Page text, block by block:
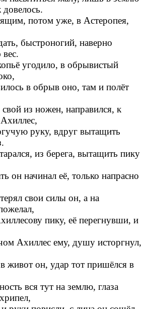
довелось.
потом уже, в Астеропея,
быстроногий, наверно
вес.
угодило, в обрывистый
в обрыв оно, там и полёт
из ножен, направился, к
руку, вдруг вытащить
из берега, вытащить пику
он начинал её, только напрасно
свои силы он, а на
пику, её перегнувши, и
Ахиллес ему, душу исторгнул,
живот он, удар тот пришёлся в
вся тут на землю, глаза